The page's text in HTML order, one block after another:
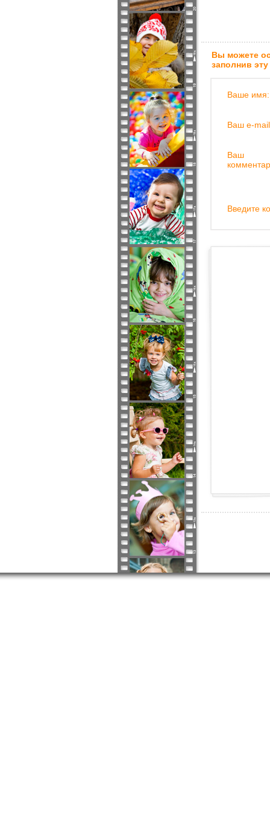
Вы можете
заполнив
Ваше имя:
Ваш e-
Ваш
Введите